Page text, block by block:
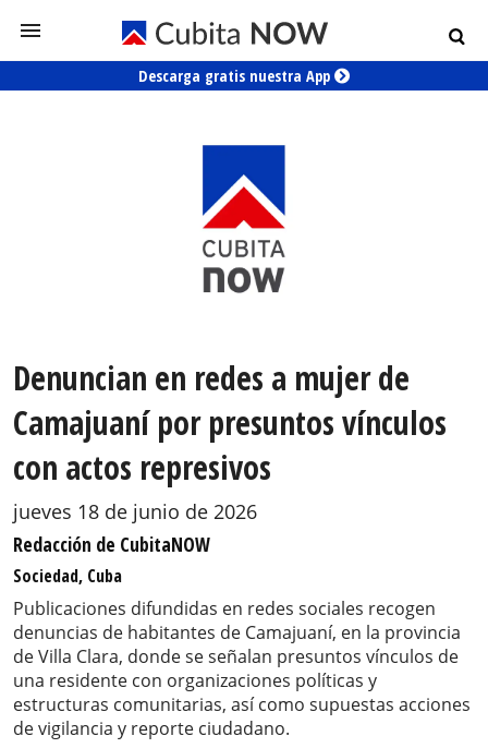
Descarga gratis nuestra App
Denuncian en redes a mujer de
Camajuaní por presuntos vínculos
con actos represivos
jueves 18 de junio de 2026
Redacción de CubitaNOW
Sociedad, Cuba
Publicaciones difundidas en redes sociales recogen
denuncias de habitantes de Camajuaní, en la provincia
de Villa Clara, donde se señalan presuntos vínculos de
una residente con organizaciones políticas y
estructuras comunitarias, así como supuestas acciones
de vigilancia y reporte ciudadano.